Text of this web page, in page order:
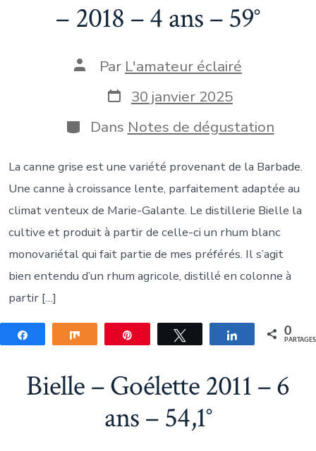
– 2018 – 4 ans – 59°
Auteur
publication
Par L'amateur éclairé
Date
de
publication
30 janvier 2025
Catégories
Dans Notes de dégustation
La canne grise est une variété provenant de la Barbade.
Une canne à croissance lente, parfaitement adaptée au
climat venteux de Marie-Galante. Le distillerie Bielle la
cultive et produit à partir de celle-ci un rhum blanc
monovariétal qui fait partie de mes préférés. Il s’agit
bien entendu d’un rhum agricole, distillé en colonne à
partir […]
Partagez Partagez Tweetez Partagez 0
PARTAGES
Bielle – Goélette 2011 – 6
ans – 54,1°